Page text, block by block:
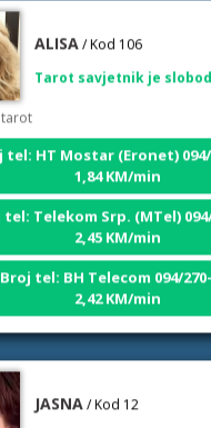
tel: HT Mostar (Eronet) 094/
1,84 KM/min
Telekom Srp. (MTel)
2,45 KM/min
Broj tel: BH Telecom 094/
2,42 KM/min
Tarot savjetnik je